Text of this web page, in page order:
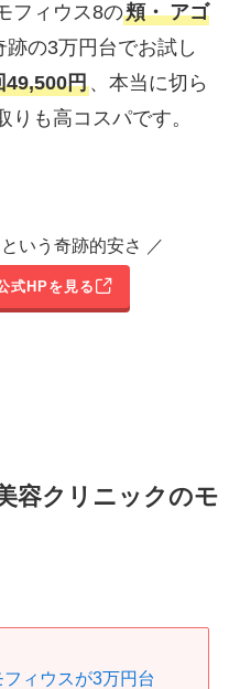
フィウス8の頬・ アゴ
跡の3万円台でお試し
49,500円、本当に切ら
も高コスパです。
いう奇跡的安さ ／
式HPを見る
容クリニックのモ
ィウスが3万円台